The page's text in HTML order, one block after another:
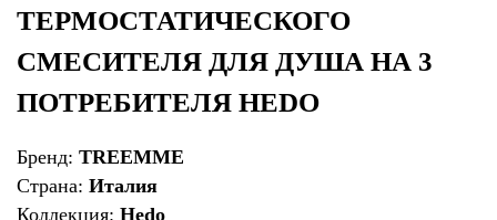
ТЕРМОСТАТИЧЕСКОГО
СМЕСИТЕЛЯ ДЛЯ ДУША НА 3
ПОТРЕБИТЕЛЯ HEDO
Бренд: TREEMME
Страна: Италия
Коллекция: Hedo